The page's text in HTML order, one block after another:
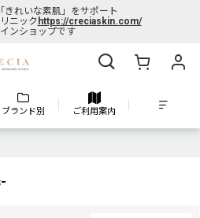
きれいな素肌」をサポート
ニック https://creciaskin.com/
ンショップです
ブランド別 ご利用案内